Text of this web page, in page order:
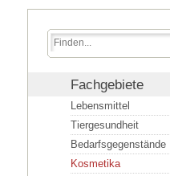
Fachgebiete
Lebensmittel
Tiergesundheit
Bedarfsgegenstände
Kosmetika